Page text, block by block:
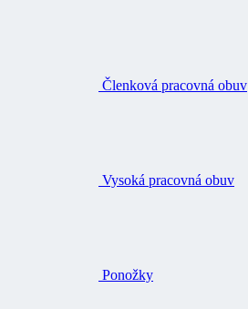
Členková pracovná obuv
Vysoká pracovná obuv
Ponožky